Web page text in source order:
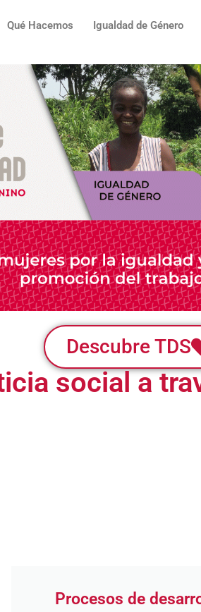
Qué Hacemos Igualdad de Género
Descubre TDS
social a
Procesos de